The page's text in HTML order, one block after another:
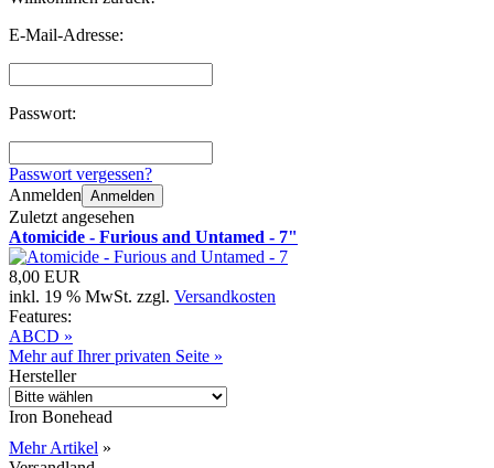
E-Mail-Adresse:
Passwort:
Passwort vergessen?
Anmelden Anmelden
Zuletzt angesehen
Atomicide - Furious and Untamed - 7"
8,00 EUR
inkl. 19 % MwSt. zzgl. Versandkosten
Features:
ABCD »
Mehr auf Ihrer privaten Seite »
Hersteller
Iron Bonehead
Mehr Artikel »